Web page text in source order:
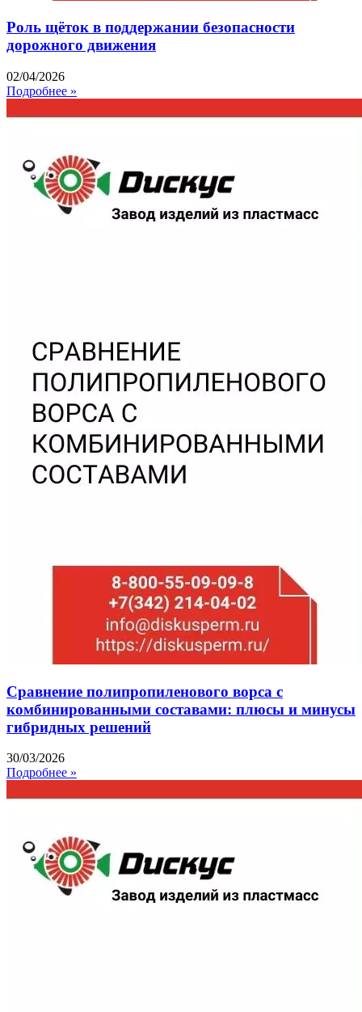
Роль щёток в поддержании безопасности
дорожного движения
02/04/2026
Подробнее »
Сравнение полипропиленового ворса с
комбинированными составами: плюсы и минусы
гибридных решений
30/03/2026
Подробнее »